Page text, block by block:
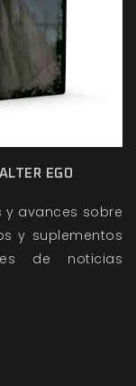
EGO
y avances sobre
y suplementos
de noticias